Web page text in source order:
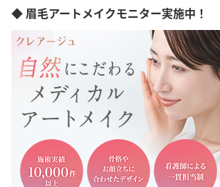
◆ 眉毛アートメイクモニター実施中！